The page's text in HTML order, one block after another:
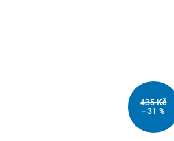
435 Kč
–31 %